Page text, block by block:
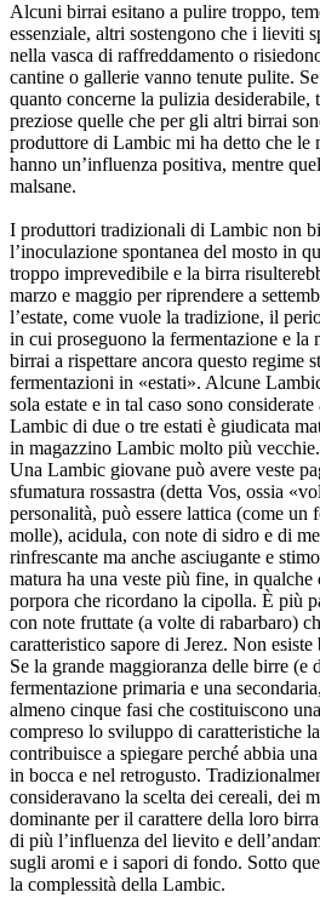
Alcuni birrai esitano a pulire troppo,
essenziale, altri sostengono che i lieviti
nella vasca di raffreddamento o
cantine o gallerie vanno tenute pulite.
quanto concerne la pulizia desiderabile,
preziose quelle che per gli altri birrai
produttore di Lambic mi ha detto che le
hanno un’influenza positiva, mentre
malsane.
I produttori tradizionali di Lambic non
l’inoculazione spontanea del mosto in
troppo imprevedibile e la birra
marzo e maggio per riprendere a
l’estate, come vuole la tradizione, il
in cui proseguono la fermentazione e la
birrai a rispettare ancora questo regime
fermentazioni in «estati». Alcune
sola estate e in tal caso sono
Lambic di due o tre estati è giudicata
in magazzino Lambic molto più vecchie.
Una Lambic giovane può avere veste
sfumatura rossastra (detta Vos, ossia
personalità, può essere lattica (come un
molle), acidula, con note di sidro e di
rinfrescante ma anche asciugante e
matura ha una veste più fine, in qualche
porpora che ricordano la cipolla. È più
con note fruttate (a volte di rabarbaro)
caratteristico sapore di Jerez. Non
Se la grande maggioranza delle birre (e
fermentazione primaria e una
almeno cinque fasi che costituiscono
compreso lo sviluppo di caratteristiche
contribuisce a spiegare perché abbia
in bocca e nel retrogusto.
consideravano la scelta dei cereali, dei
dominante per il carattere della loro
di più l’influenza del lievito e
sugli aromi e i sapori di fondo. Sotto
la complessità della Lambic.